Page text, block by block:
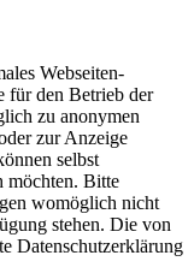
Webseiten-
für den Betrieb der
zu anonymen
zur Anzeige
selbst
möchten. Bitte
womöglich nicht
stehen. Die von
Datenschutzerklärung